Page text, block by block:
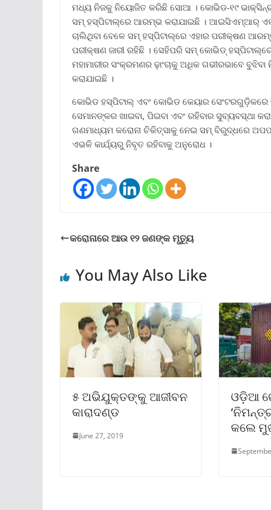
ମଧ୍ୟ ନିଜକୁ ନିୟୋଜିତ କରିଛି ସୋଆ । କୋଭିଡ-୧୯
ସମ୍ ହସ୍ପିଟାଲ୍ରେ ଆରମ୍ଭ କରାଯାଇଛି । ଆଇସିଏମ୍ଆର୍
ଚାଲିଥିବା ବେଳେ ସମ୍ ହସ୍ପିଟାଲ୍ରେ ଏହାର ପରୀକ୍ଷଣ
ପରୀକ୍ଷଣ ଜାରୀ ରହିଛି । ସେହିପରି ସମ୍ କୋଭିଡ୍
ମହାମାରୀର ସଂକ୍ରମଣର ଢ଼ାଂଚାକୁ ଅଧିକ ଗଭୀରଭାବେ
କରାଯାଇଛି ।
କୋଭିଡ ହସ୍ପିଟାଲ୍ ଏବଂ କୋଭିଡ କେୟାର ସେଂଟରଗୁଡ଼ିକରେ
ସେମାନଙ୍କର ଖାଇବା, ପିଇବା ଏବଂ ରହିବାର ସୁବ୍ୟବସ୍ଥା
ଗଣମାଧ୍ୟମ କରୋନା ଚିକିତ୍ସାକୁ ନେଇ ସମ୍ ବିରୁଦ୍ଧରେ
ଏଭଳି କାର୍ଯ୍ୟରୁ ନିବୃତ ରହିବାକୁ ଅନୁରୋଧ ।
Share
କରୋନାରେ ଆଉ ୧୨ ଜଣଙ୍କ ମୃତ୍ୟୁ
You May Also Like
୫ ଅଭିଯୁକ୍ତଙ୍କୁ ଆଜୀବନ
କାରାଦଣ୍ଡ
June 27, 2019
ଓଡ଼ିଆ
କଲେ